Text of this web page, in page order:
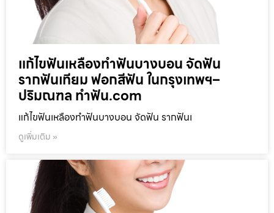
แก้ไขฟันเหลืองทำฟันบางบอน จัดฟัน
รากฟันเทียม ฟอกสีฟัน ในกรุงเทพฯ–
ปริมณฑล ทำฟัน.com
แก้ไขฟันเหลืองทำฟันบางบอน จัดฟัน รากฟันเ
ดูเพิ่มเติม »